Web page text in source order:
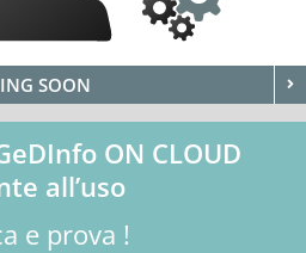
SOON
ON CLOUD
all’uso
e prova !